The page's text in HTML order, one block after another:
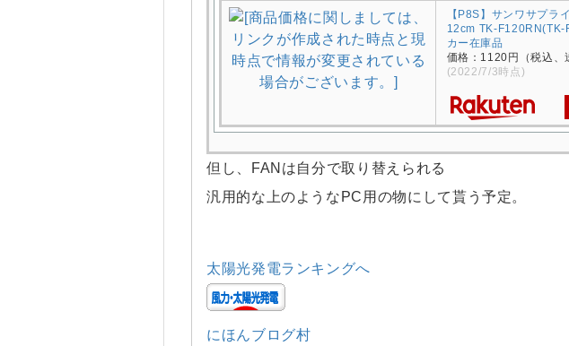
【P8S】サンワサプラ
12cm TK-F120RN(TK-
カー在庫品
価格：1120円（税込、
(2022/7/3時点)
但し、FANは自分で取り替えられる
汎用的な上のようなPC用の物にして貰う予定。
太陽光発電ランキングへ
にほんブログ村